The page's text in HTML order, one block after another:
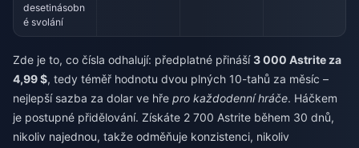
desetinásobn
é svolání
Zde je to, co čísla odhalují: předplatné přináší3 000 Astrite za
4,99 $, tedy téměř hodnotu dvou plných 10-tahů za měsíc –
nejlepší sazba za dolar ve hře pro každodenní hráče. Háčkem
je postupné přidělování. Získáte 2 700 Astrite během 30 dnů,
nikoliv najednou, takže odměňuje konzistenci, nikoliv